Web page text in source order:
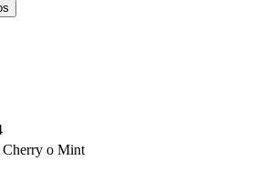
Cherry o Mint